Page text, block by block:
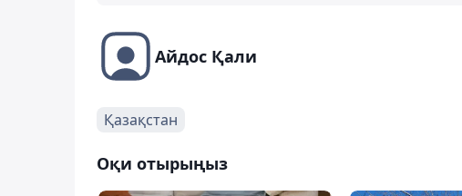
Айдос Қали
Қазақстан
Оқи отырыңыз